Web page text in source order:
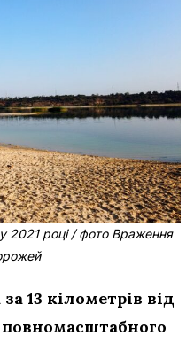
у 2021 році / фото Враження
13 кілометрів від